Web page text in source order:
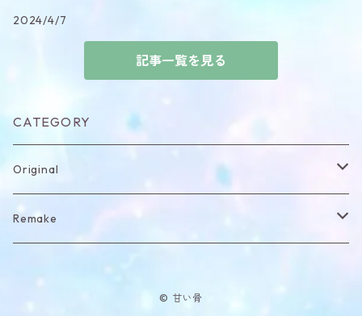
2024/4/7
記事一覧を見る
CATEGORY
Original
item
Remake
© 甘い骨